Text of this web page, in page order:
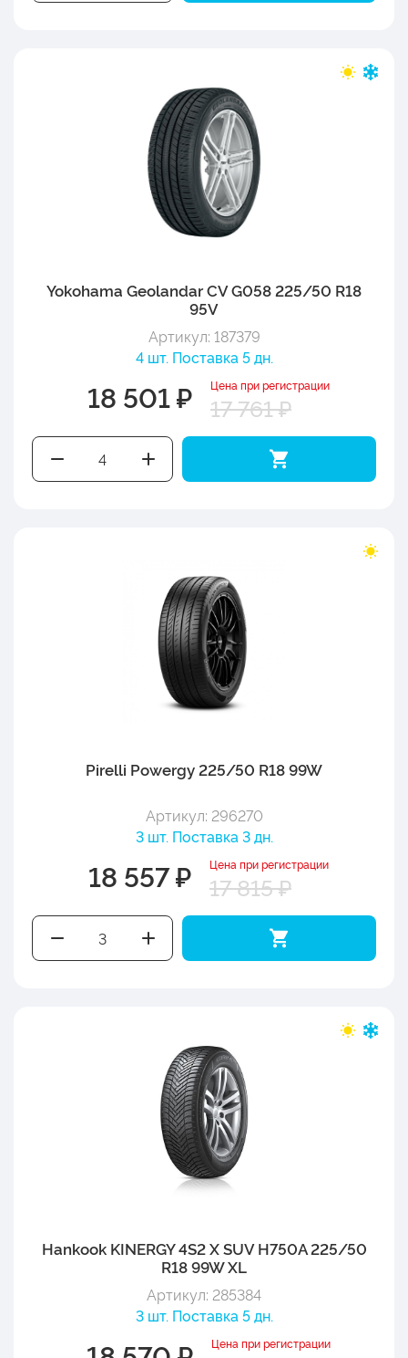
Yokohama Geolandar CV G058 225/50 R18
95V
Артикул: 187379
4 шт. Поставка 5 дн.
18 501 ₽ Цена при регистрации
17 761 ₽
Pirelli Powergy 225/50 R18 99W
Артикул: 296270
3 шт. Поставка 3 дн.
18 557 ₽ Цена при регистрации
17 815 ₽
Hankook KINERGY 4S2 X SUV H750A 225/50
R18 99W XL
Артикул: 285384
3 шт. Поставка 5 дн.
Цена при регистрации